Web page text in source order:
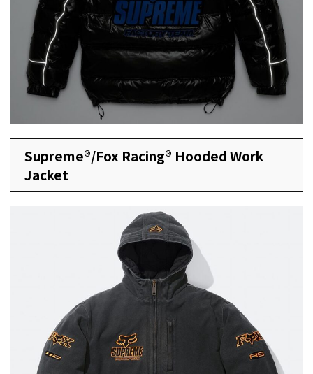
Supreme®/Fox Racing® Hooded Work
Jacket